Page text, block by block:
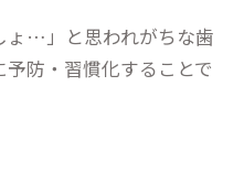
ょ…」と思われがちな歯
防・習慣化することで